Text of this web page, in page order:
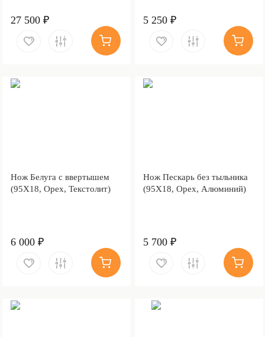
27 500 ₽ 5 250 ₽
Нож Белуга с ввертышем
(95Х18, Орех, Текстолит)
6 000 ₽
Нож Пескарь без тыльника
(95Х18, Орех, Алюминий)
5 700 ₽